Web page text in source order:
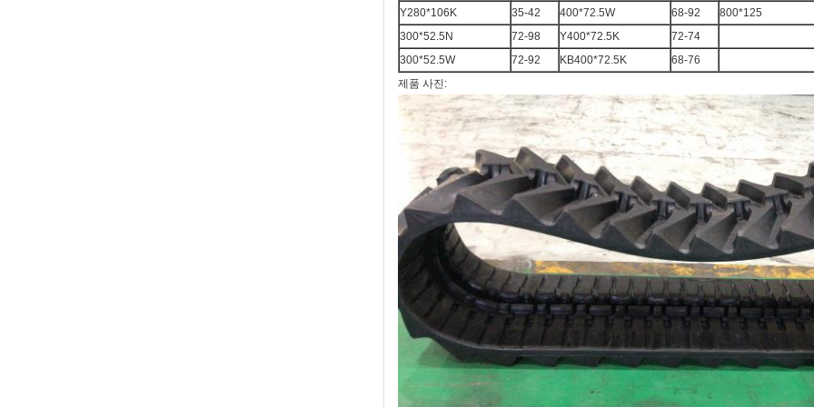
Y280*106K 35-42 400*72.5W 68-92
800*125
300*52.5N
72-98 Y400*72.5K
72-74
300*52.5W
72-92 KB400*72.5K
68-76
제품 사진: